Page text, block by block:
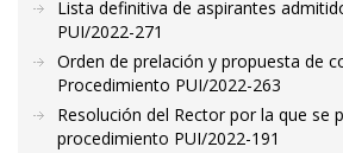
Lista definitiva de aspirantes
PUI/2022-271
Orden de prelación y propuesta de
Procedimiento PUI/2022-263
Resolución del Rector por la que se
procedimiento PUI/2022-191